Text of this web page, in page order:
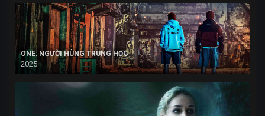
ONE: NGƯỜI HÙNG TRUNG HỌC
2025